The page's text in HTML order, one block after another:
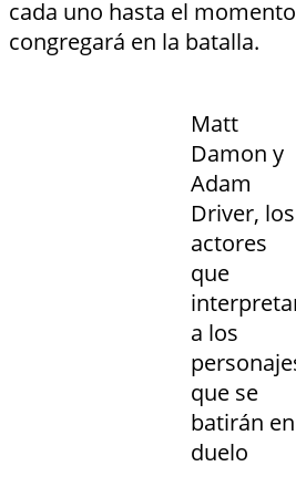
cada uno hasta el
congregará en la batalla.
Matt
Damon y
Adam
Driver, los
actores
que
a los
que se
batirán en
duelo